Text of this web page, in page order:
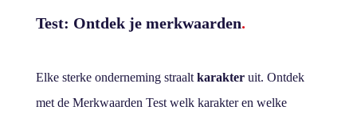
Test: Ontdek je merkwaarden.
Elke sterke onderneming straalt karakteruit. Ontdek
met de Merkwaarden Test welk karakter en welke